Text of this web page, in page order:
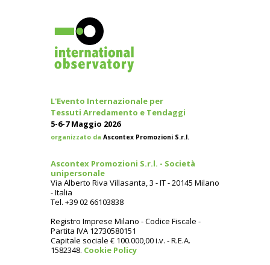
L'Evento Internazionale per
Tessuti Arredamento e Tendaggi
5-6-7 Maggio 2026
organizzato da Ascontex Promozioni S.r.l.
Ascontex Promozioni S.r.l. - Società
unipersonale
Via Alberto Riva Villasanta, 3 - IT - 20145 Milano
- Italia
Tel. +39 02 66103838
Registro Imprese Milano - Codice Fiscale -
Partita IVA 12730580151
Capitale sociale € 100.000,00 i.v. - R.E.A.
1582348. Cookie Policy